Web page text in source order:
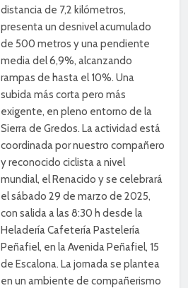
distancia de 7,2 kilómetros,
presenta un desnivel acumulado
de 500 metros y una pendiente
media del 6,9%, alcanzando
rampas de hasta el 10%. Una
subida más corta pero más
exigente, en pleno entorno de la
Sierra de Gredos. La actividad está
coordinada por nuestro compañero
y reconocido ciclista a nivel
mundial, el Renacido y se celebrará
el sábado 29 de marzo de 2025,
con salida a las 8:30 h desde la
Heladería Cafetería Pastelería
Peñafiel, en la Avenida Peñafiel, 15
de Escalona. La jornada se plantea
en un ambiente de compañerismo